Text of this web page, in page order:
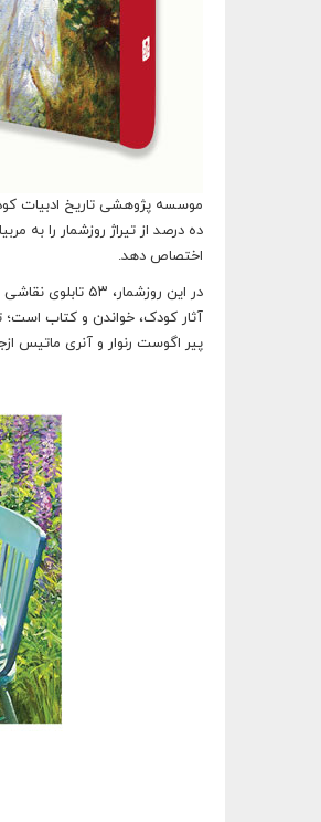
موسسه پژوهشی تاریخ ادبیات
ده درصد از تیراژ روزشمار را به
اختصاص دهد.
آثار کودک، خواندن و کتاب است؛
پیر اگوست رنوار و آنری ماتیس